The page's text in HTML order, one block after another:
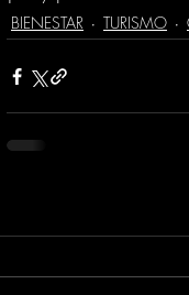
BIENESTAR TURISMO